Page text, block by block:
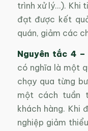
trình xử lý…). Khi
đạt được kết
quán, giảm các
Nguyên tắc 4 –
có nghĩa là một
chạy qua từng
một cách tuần
khách hàng. Khi
nghiệp giảm